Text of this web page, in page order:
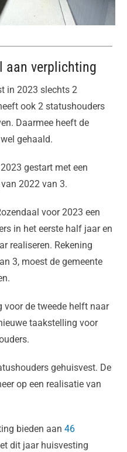
aan verplichting
in 2023 slechts 2
ook 2 statushouders
Daarmee heeft de
gehaald.
gestart met een
2022 van 3.
voor 2023 een
in het eerste half jaar en
realiseren. Rekening
3, moest de gemeente
voor de tweede helft naar
taakstelling voor
gehuisvest. De
op een realisatie van
bieden aan 46
dit jaar huisvesting